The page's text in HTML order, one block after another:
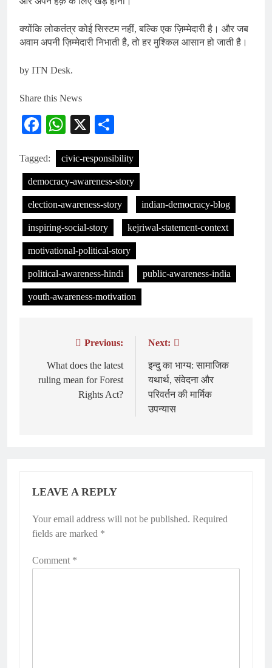
क्योंकि लोकतंत्र कोई सिस्टम नहीं, बल्कि एक ज़िम्मेदारी है। और जब
अवाम अपनी ज़िम्मेदारी निभाती है, तो हर मुश्किल आसान हो जाती है।
by ITN Desk.
Share this News
Facebook
WhatsApp
X
Tagged: civic-responsibility
democracy-awareness-story
election-awareness-story indian-democracy-blog
inspiring-social-story kejriwal-statement-context
motivational-political-story
political-awareness-hindi public-awareness-india
youth-awareness-motivation
navigation
Previous:
What does the latest
ruling mean for Forest
Rights Act?
Next:
इन्दु का भाग्य: सामाजिक
यथार्थ, संवेदना और
परिवर्तन की मार्मिक
उपन्यास
LEAVE A REPLY
Your email address will not be published. Required
fields are marked *
Comment *